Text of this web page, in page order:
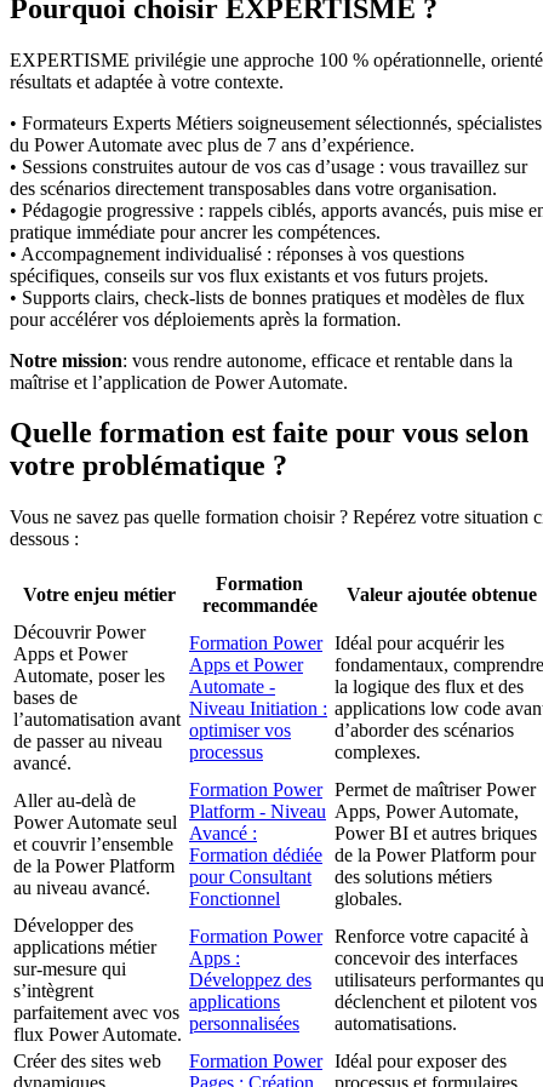
Pourquoi choisir EXPERTISME ?
EXPERTISME privilégie une approche 100 % opérationnelle,
résultats et adaptée à votre contexte.
• Formateurs Experts Métiers soigneusement sélectionnés, spécialistes
du Power Automate avec plus de 7 ans d’expérience.
• Sessions construites autour de vos cas d’usage : vous travaillez sur
des scénarios directement transposables dans votre organisation.
• Pédagogie progressive : rappels ciblés, apports avancés, puis mise
pratique immédiate pour ancrer les compétences.
• Accompagnement individualisé : réponses à vos questions
spécifiques, conseils sur vos flux existants et vos futurs projets.
• Supports clairs, check-lists de bonnes pratiques et modèles de flux
pour accélérer vos déploiements après la formation.
Notre mission: vous rendre autonome, efficace et rentable dans la
maîtrise et l’application de Power Automate.
Quelle formation est faite pour vous selon
votre problématique ?
Vous ne savez pas quelle formation choisir ? Repérez votre situation
dessous :
Votre enjeu métier
Formation
recommandée
Valeur ajoutée obtenue
Découvrir Power
Apps et Power
Automate, poser les
bases de
l’automatisation avant
de passer au niveau
avancé.
Formation Power
Apps et Power
Automate -
Niveau Initiation :
optimiser vos
processus
Idéal pour acquérir les
fondamentaux, comprendre
la logique des flux et des
applications low code
d’aborder des scénarios
complexes.
Aller au-delà de
Power Automate seul
et couvrir l’ensemble
de la Power Platform
au niveau avancé.
Formation Power
Platform - Niveau
Avancé :
Formation dédiée
pour Consultant
Fonctionnel
Permet de maîtriser Power
Apps, Power Automate,
Power BI et autres briques
de la Power Platform pour
des solutions métiers
globales.
Développer des
applications métier
sur-mesure qui
s’intègrent
parfaitement avec vos
flux Power Automate.
Formation Power
Apps :
Développez des
applications
personnalisées
Renforce votre capacité à
concevoir des interfaces
utilisateurs performantes
déclenchent et pilotent vos
automatisations.
Créer des sites web
Formation Power Idéal pour exposer des